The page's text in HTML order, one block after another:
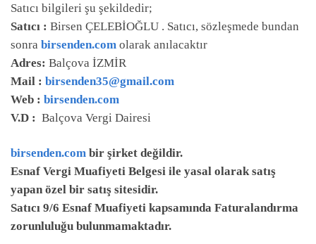
Satıcı bilgileri şu şekildedir;
Satıcı : Birsen ÇELEBİOĞLU . Satıcı, sözleşmede bundan
sonra birsenden.com olarak anılacaktır
Adres: Balçova İZMİR
Mail : birsenden35@gmail.com
Web : birsenden.com
V.D : Balçova Vergi Dairesi
birsenden.com bir şirket değildir.
Esnaf Vergi Muafiyeti Belgesi ile yasal olarak satış
yapan özel bir satış sitesidir.
Satıcı 9/6 Esnaf Muafiyeti kapsamında Faturalandırma
zorunluluğu bulunmamaktadır.